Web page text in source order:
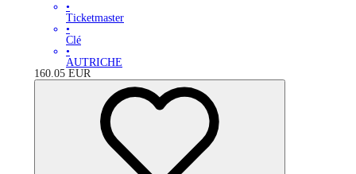
•
Ticketmaster
•
Clé
•
AUTRICHE
160.05 EUR